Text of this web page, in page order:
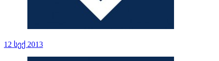
12 სექ 2013